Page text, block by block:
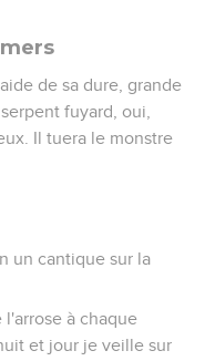
de sa dure, grande
fuyard, oui,
Il tuera le monstre
un cantique sur la
l'arrose à chaque
et jour je veille sur